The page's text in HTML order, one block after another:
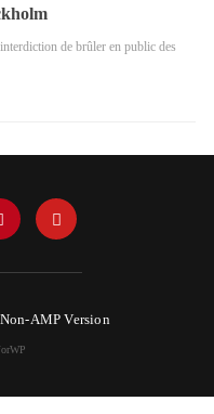
de brûler en public des
AMP Version